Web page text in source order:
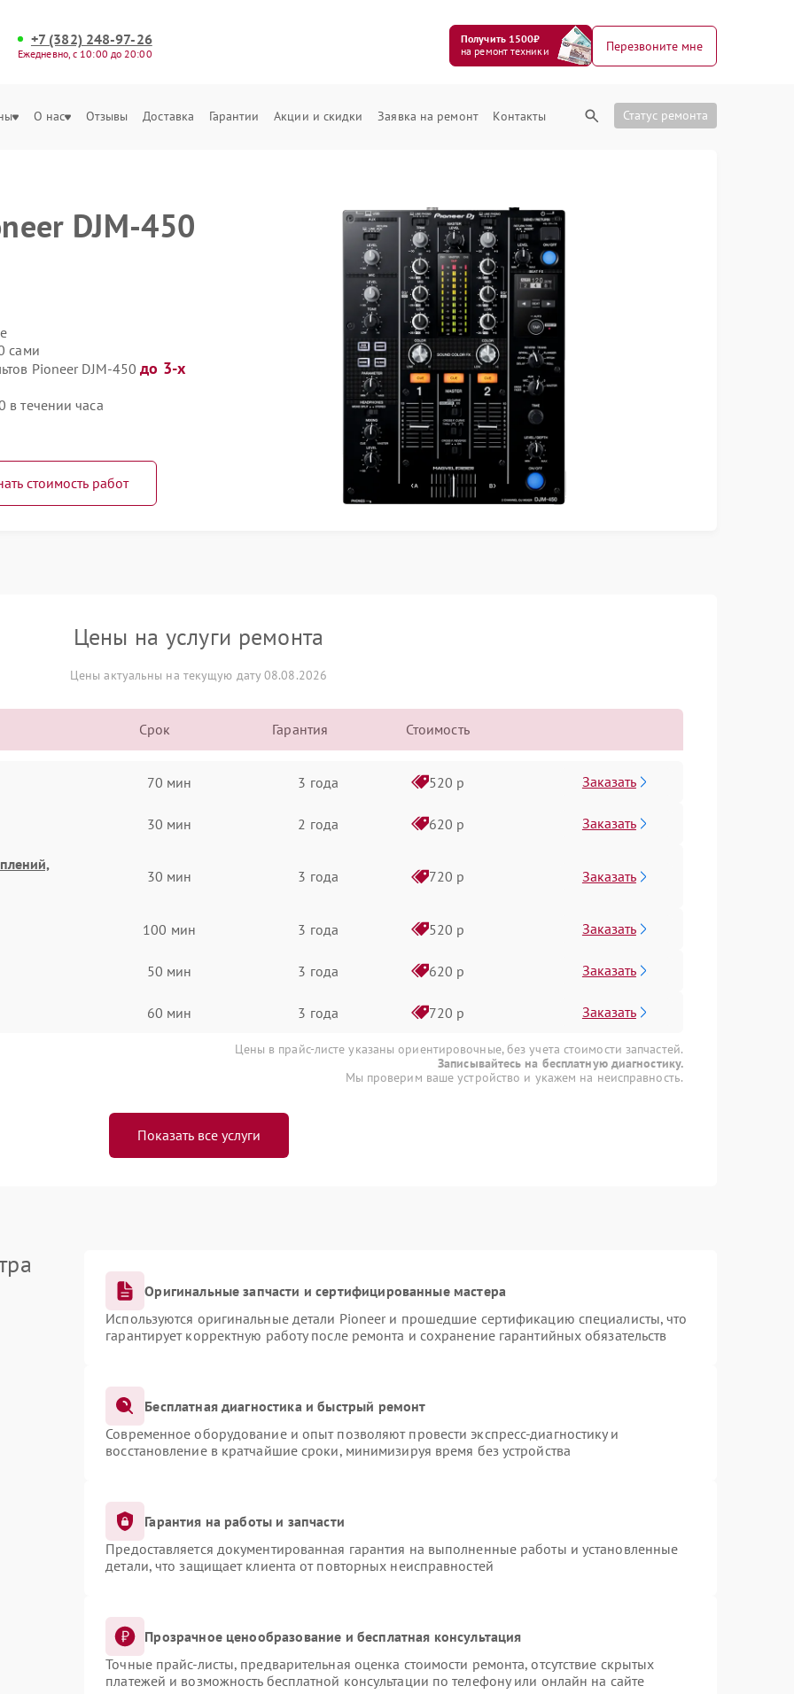
+7 (382) 248-97-26
Ежедневно, с 10:00 до 20:00
Получить 1500₽
на ремонт техники
Перезвоните мне
О нас Отзывы Доставка Гарантии Акции и скидки Заявка на ремонт Контакты Статус ремонта
DJM-450
сами
Pioneer DJM-450до 3-х
в течении часа
стоимость работ
Цены на услуги ремонта
Цены актуальны на текущую дату 08.08.2026
Срок Гарантия Стоимость
70 мин 3 года 520 р Заказать
30 мин 2 года 620 р Заказать
30 мин 3 года 720 р Заказать
100 мин 3 года 520 р Заказать
50 мин 3 года 620 р Заказать
60 мин 3 года 720 р Заказать
Цены в прайс-листе указаны ориентировочные, без учета стоимости запчастей.
Записывайтесь на бесплатную диагностику.
Мы проверим ваше устройство и укажем на неисправность.
Показать все услуги
Оригинальные запчасти и сертифицированные мастера
Используются оригинальные детали Pioneer и прошедшие сертификацию специалисты, что
гарантирует корректную работу после ремонта и сохранение гарантийных обязательств
Бесплатная диагностика и быстрый ремонт
Современное оборудование и опыт позволяют провести экспресс-диагностику и
восстановление в кратчайшие сроки, минимизируя время без устройства
Гарантия на работы и запчасти
Предоставляется документированная гарантия на выполненные работы и установленные
детали, что защищает клиента от повторных неисправностей
Прозрачное ценообразование и бесплатная консультация
Точные прайс-листы, предварительная оценка стоимости ремонта, отсутствие скрытых
платежей и возможность бесплатной консультации по телефону или онлайн на сайте